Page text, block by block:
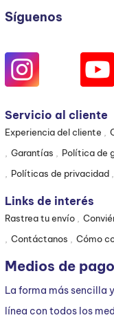
Síguenos
Servicio al cliente
Experiencia del cliente
Garantías
Política de
Políticas de privacidad
Links de interés
Rastrea tu envío
Contáctanos
Cómo
Medios de pago
La forma más sencilla
línea con todos los